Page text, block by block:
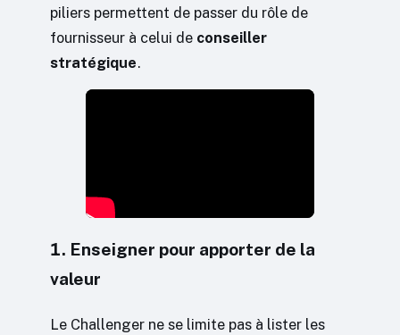
piliers permettent de passer du rôle de
fournisseur à celui de conseiller
stratégique.
1. Enseigner pour apporter de la
valeur
Le Challenger ne se limite pas à lister les